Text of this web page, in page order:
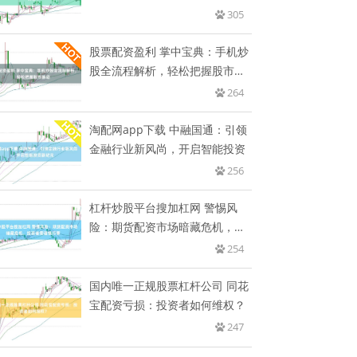
305
股票配资盈利 掌中宝典：手机炒
股全流程解析，轻松把握股市脉
264
淘配网app下载 中融国通：引领
金融行业新风尚，开启智能投资
256
杠杆炒股平台搜加杠网 警惕风
险：期货配资市场暗藏危机，投
254
国内唯一正规股票杠杆公司 同花
宝配资亏损：投资者如何维权？
247